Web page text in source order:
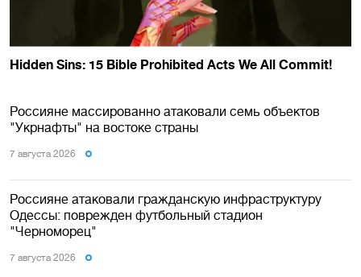
Россияне массированно атаковали семь объектов
"Укрнафты" на востоке страны
7 августа 2026
Россияне атаковали гражданскую инфраструктуру
Одессы: поврежден футбольный стадион
"Черноморец"
7 августа 2026